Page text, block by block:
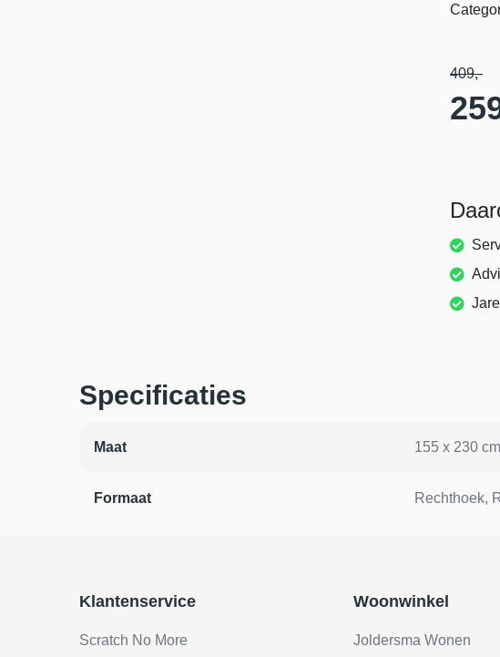
409,-
Specificaties
Maat 155 x 230
Formaat Rechthoek,
Klantenservice
Scratch No More
Woonwinkel
Joldersma Wonen